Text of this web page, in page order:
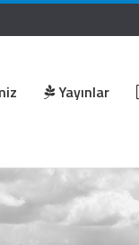
Yayınlar